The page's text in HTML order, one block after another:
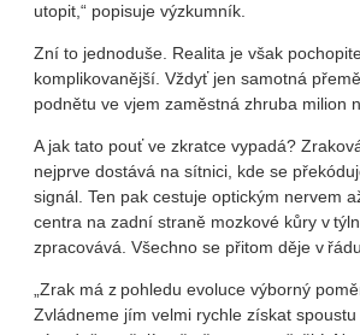
utopit,“ popisuje výzkumník.
Zní to jednoduše. Realita je však
komplikovanější. Vždyť jen samotná
podnětu ve vjem zaměstná zhruba milion
A jak tato pouť ve zkratce vypadá?
nejprve dostává na sítnici, kde se
signál. Ten pak cestuje optickým nervem
centra na zadní straně mozkové kůry v
zpracovává. Všechno se přitom děje v
„Zrak má z pohledu evoluce výborný
Zvládneme jím velmi rychle získat